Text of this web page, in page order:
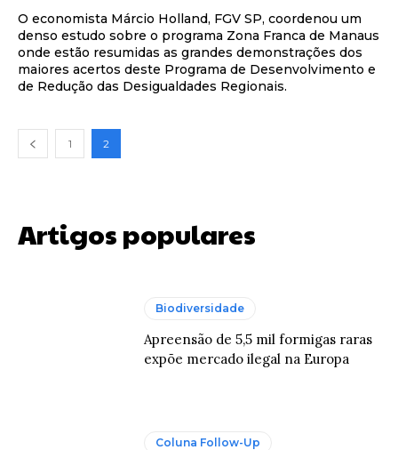
O economista Márcio Holland, FGV SP, coordenou um
denso estudo sobre o programa Zona Franca de Manaus
onde estão resumidas as grandes demonstrações dos
maiores acertos deste Programa de Desenvolvimento e
de Redução das Desigualdades Regionais.
1 2
Artigos populares
Biodiversidade
Apreensão de 5,5 mil formigas raras
expõe mercado ilegal na Europa
Coluna Follow-Up